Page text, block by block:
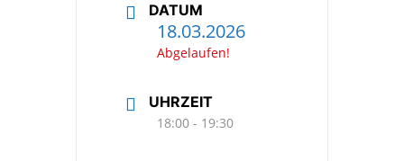
DATUM
18.03.2026
Abgelaufen!
UHRZEIT
18:00 - 19:30